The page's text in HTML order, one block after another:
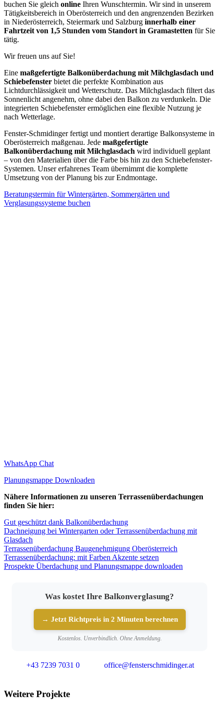
buchen Sie gleich online Ihren Wunschtermin. Wir sind in unserem
Tätigkeitsbereich in Oberösterreich und den angrenzenden Bezirken
in Niederösterreich, Steiermark und Salzburg innerhalb einer
Fahrtzeit von 1,5 Stunden vom Standort in Gramastetten für Sie
tätig.
Wir freuen uns auf Sie!
Eine maßgefertigte Balkonüberdachung mit Milchglasdach und
Schiebefenster bietet die perfekte Kombination aus
Lichtdurchlässigkeit und Wetterschutz. Das Milchglasdach filtert das
Sonnenlicht angenehm, ohne dabei den Balkon zu verdunkeln. Die
integrierten Schiebefenster ermöglichen eine flexible Nutzung je
nach Wetterlage.
Fenster-Schmidinger fertigt und montiert derartige Balkonsysteme in
Oberösterreich maßgenau. Jede maßgefertigte
Balkonüberdachung mit Milchglasdach wird individuell geplant
– von den Materialien über die Farbe bis hin zu den Schiebefenster-
Systemen. Unser erfahrenes Team übernimmt die komplette
Umsetzung von der Planung bis zur Endmontage.
Beratungstermin für Wintergärten, Sommergärten und
Verglasungssysteme buchen
WhatsApp Chat
Planungsmappe Downloaden
Nähere Informationen zu unseren Terrassenüberdachungen
finden Sie hier:
Gut geschützt dank Balkonüberdachung
Dachneigung bei Wintergarten oder Terrassenüberdachung mit
Glasdach
Terrassenüberdachung Baugenehmigung Oberösterreich
Terrassenüberdachung: mit Farben Akzente setzen
Prospekte Überdachung und Planungsmappe downloaden
Was kostet Ihre Balkonverglasung?
→ Jetzt Richtpreis in 2 Minuten berechnen
Kostenlos. Unverbindlich. Ohne Anmeldung.
+43 7239 7031 0 office@fensterschmidinger.at
Weitere Projekte